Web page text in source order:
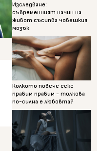
Изследване:
съвременният начин на
живот съсипва човешкия
мозък
Колкото повече секс
правим правим - толкова
по-силна е любовта?